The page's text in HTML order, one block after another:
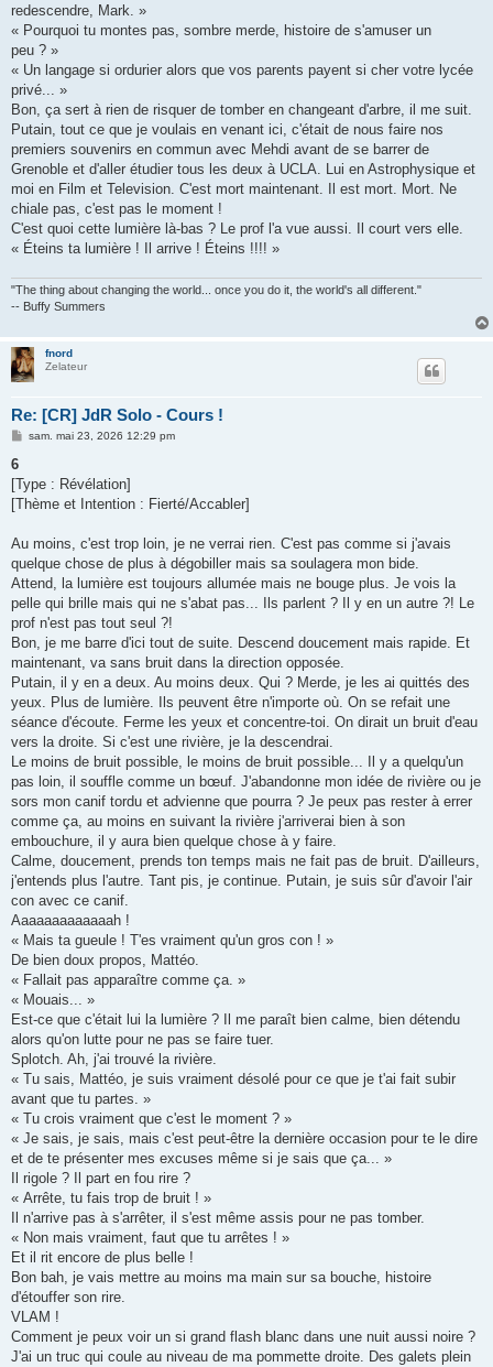
redescendre, Mark. »
« Pourquoi tu montes pas, sombre merde, histoire de s'amuser un
peu ? »
« Un langage si ordurier alors que vos parents payent si cher votre lycée
privé... »
Bon, ça sert à rien de risquer de tomber en changeant d'arbre, il me suit.
Putain, tout ce que je voulais en venant ici, c'était de nous faire nos
premiers souvenirs en commun avec Mehdi avant de se barrer de
Grenoble et d'aller étudier tous les deux à UCLA. Lui en Astrophysique et
moi en Film et Television. C'est mort maintenant. Il est mort. Mort. Ne
chiale pas, c'est pas le moment !
C'est quoi cette lumière là-bas ? Le prof l'a vue aussi. Il court vers elle.
« Éteins ta lumière ! Il arrive ! Éteins !!!! »
"The thing about changing the world... once you do it, the world's all different."
-- Buffy Summers
fnord
Zelateur
Re: [CR] JdR Solo - Cours !
M
a
g
sam. mai 23, 2026 12:29 pm
6
[Type : Révélation]
[Thème et Intention : Fierté/Accabler]
Au moins, c'est trop loin, je ne verrai rien. C'est pas comme si j'avais
quelque chose de plus à dégobiller mais sa soulagera mon bide.
Attend, la lumière est toujours allumée mais ne bouge plus. Je vois la
pelle qui brille mais qui ne s'abat pas... Ils parlent ? Il y en un autre ?! Le
prof n'est pas tout seul ?!
Bon, je me barre d'ici tout de suite. Descend doucement mais rapide. Et
maintenant, va sans bruit dans la direction opposée.
Putain, il y en a deux. Au moins deux. Qui ? Merde, je les ai quittés des
yeux. Plus de lumière. Ils peuvent être n'importe où. On se refait une
séance d'écoute. Ferme les yeux et concentre-toi. On dirait un bruit d'eau
vers la droite. Si c'est une rivière, je la descendrai.
Le moins de bruit possible, le moins de bruit possible... Il y a quelqu'un
pas loin, il souffle comme un bœuf. J'abandonne mon idée de rivière ou je
sors mon canif tordu et advienne que pourra ? Je peux pas rester à errer
comme ça, au moins en suivant la rivière j'arriverai bien à son
embouchure, il y aura bien quelque chose à y faire.
Calme, doucement, prends ton temps mais ne fait pas de bruit. D'ailleurs,
j'entends plus l'autre. Tant pis, je continue. Putain, je suis sûr d'avoir l'air
con avec ce canif.
Aaaaaaaaaaaaah !
« Mais ta gueule ! T'es vraiment qu'un gros con ! »
De bien doux propos, Mattéo.
« Fallait pas apparaître comme ça. »
« Mouais... »
Est-ce que c'était lui la lumière ? Il me paraît bien calme, bien détendu
alors qu'on lutte pour ne pas se faire tuer.
Splotch. Ah, j'ai trouvé la rivière.
« Tu sais, Mattéo, je suis vraiment désolé pour ce que je t'ai fait subir
avant que tu partes. »
« Tu crois vraiment que c'est le moment ? »
« Je sais, je sais, mais c'est peut-être la dernière occasion pour te le dire
et de te présenter mes excuses même si je sais que ça... »
Il rigole ? Il part en fou rire ?
« Arrête, tu fais trop de bruit ! »
Il n'arrive pas à s'arrêter, il s'est même assis pour ne pas tomber.
« Non mais vraiment, faut que tu arrêtes ! »
Et il rit encore de plus belle !
Bon bah, je vais mettre au moins ma main sur sa bouche, histoire
d'étouffer son rire.
VLAM !
Comment je peux voir un si grand flash blanc dans une nuit aussi noire ?
J'ai un truc qui coule au niveau de ma pommette droite. Des galets plein